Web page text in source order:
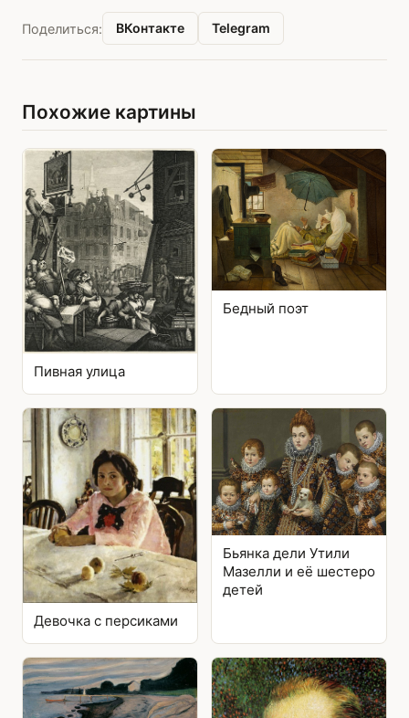
Поделиться: ВКонтакте Telegram
Похожие картины
Пивная улица
Бедный поэт
Девочка с персиками
Бьянка дели Утили
Мазелли и её шестеро
детей